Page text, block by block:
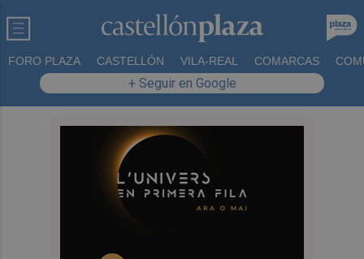
FORO PLAZA CASTELLÓN VILA-REAL COMARCAS
+ Seguir en Google